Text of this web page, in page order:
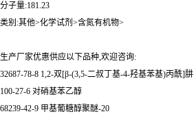
分子量:181.23
类别:其他>化学试剂>含氮有机物>
生产厂家优惠供应以下品种,欢迎咨询:
32687-78-8 1,2-双[β-(3,5-二叔丁基-4-羟基苯基)丙酰]肼
100-27-6 对硝基苯乙醇
68239-42-9 甲基葡糖醇聚醚-20